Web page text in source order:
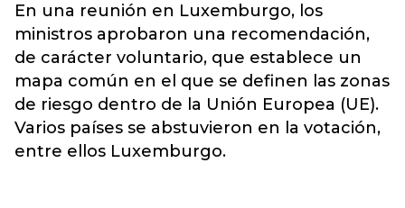
En una reunión en Luxemburgo, los
ministros aprobaron una recomendación,
de carácter voluntario, que establece un
mapa común en el que se definen las zonas
de riesgo dentro de la Unión Europea (UE).
Varios países se abstuvieron en la votación,
entre ellos Luxemburgo.